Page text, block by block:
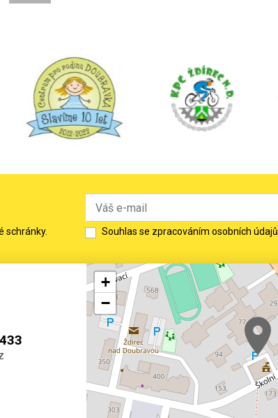
schránky. Souhlas se zpracováním osobních údajů
+
−